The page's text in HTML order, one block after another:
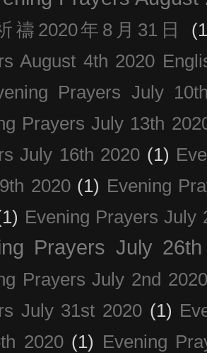
禱2020年8月31日
August 4th 2020
Prayers July
Prayers July 13th
July 16th 2020 (1)
2020 (1) Evening
Evening Prayers July
Prayers July
Prayers July 2nd 2020
July 31st 2020 (1)
2020 (1) Evening